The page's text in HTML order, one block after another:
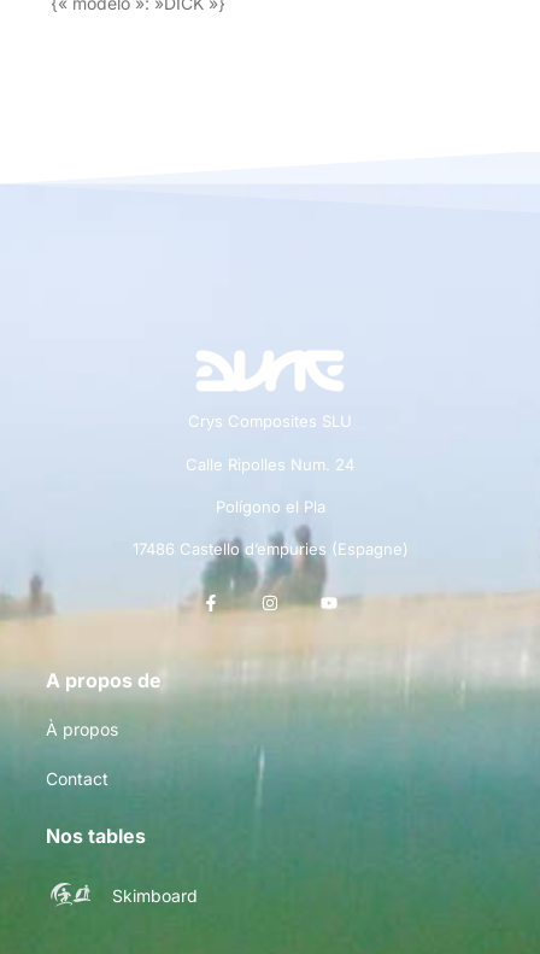
Crys Composites SLU
Calle Ripolles Num. 24
Polígono el Pla
17486 Castello d’empuries (Espagne)
A propos de
À propos
Contact
Nos tables
Skimboard